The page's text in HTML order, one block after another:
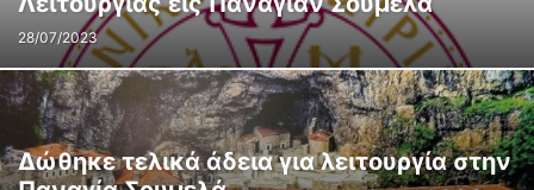
28/07/2023
Δώθηκε τελικά άδεια για λειτουργία στην